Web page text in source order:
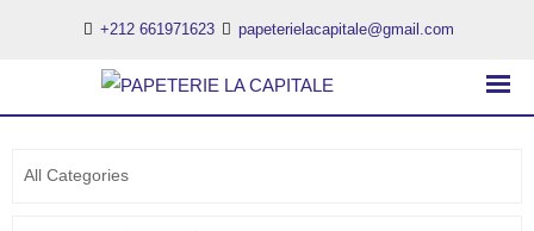
+212 661971623 papeterielacapitale@gmail.com
PAPETERIE LA CAPITALE
..:: PAPETERIE LA CAPITALE ::..